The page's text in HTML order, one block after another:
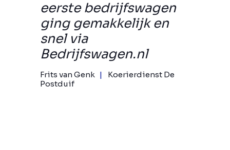
eerste bedrijfswagen
ging gemakkelijk en
snel via
Bedrijfswagen.nl
Frits van Genk
Koerierdienst De
Postduif